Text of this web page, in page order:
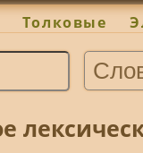
Толковые